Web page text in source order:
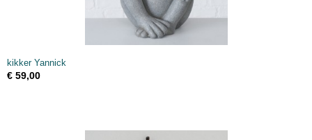
kikker Yannick
€ 59,00